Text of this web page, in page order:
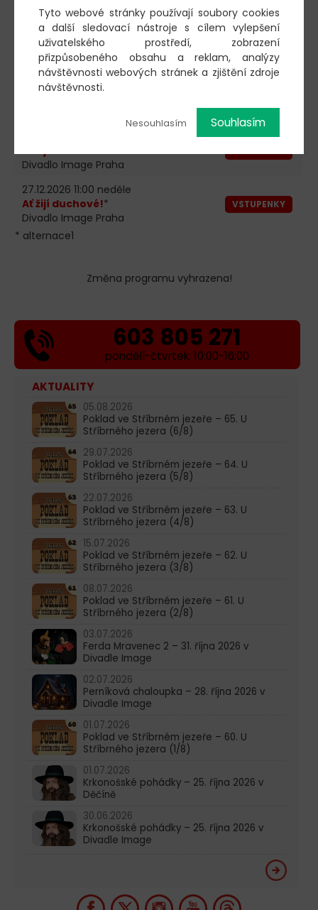
15.11.2026 11:00 neděle
Ať žijí duchové!*
Divadlo Image Praha
VSTUPENKY
29.11.2026 11:00 neděle
Divadlo Image Praha
27.12.2026 11:00 neděle
Ať žijí duchové!*
Divadlo Image Praha
VSTUPENKY
* alternace1
Změna programu vyhrazena!
603 805 271
pondělí-čtvrtek: 10:00-16:00
AKTUALITY
05.08.2026
Poklad ve Stříbrném jezeře – 65. U
Stříbrného jezera (6/8)
29.07.2026
Poklad ve Stříbrném jezeře – 64. U
Stříbrného jezera (5/8)
22.07.2026
Poklad ve Stříbrném jezeře – 63. U
Stříbrného jezera (4/8)
15.07.2026
Poklad ve Stříbrném jezeře – 62. U
Stříbrného jezera (3/8)
08.07.2026
Poklad ve Stříbrném jezeře – 61. U
Stříbrného jezera (2/8)
03.07.2026
Ferda Mravenec 2 – 31. října 2026 v
Divadle Image
02.07.2026
Perníková chaloupka – 28. října 2026 v
Divadle Image
01.07.2026
Poklad ve Stříbrném jezeře – 60. U
Stříbrného jezera (1/8)
01.07.2026
Krkonošské pohádky – 25. října 2026 v
Děčíně
30.06.2026
Krkonošské pohádky – 25. října 2026 v
Divadle Image
Tyto webové stránky používají soubory cookies
a další sledovací nástroje s cílem vylepšení
uživatelského prostředí, zobrazení
přizpůsobeného obsahu a reklam, analýzy
návštěvnosti webových stránek a zjištění zdroje
návštěvnosti.
Nesouhlasím Souhlasím